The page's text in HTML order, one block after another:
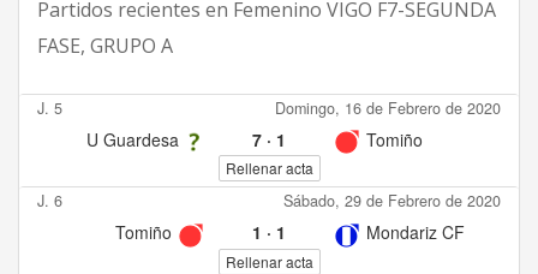
Partidos recientes en Femenino VIGO F7-SEGUNDA
FASE, GRUPO A
J. 5 Domingo, 16 de Febrero de 2020
U Guardesa 7· 1 Tomiño
Rellenar acta
J. 6 Sábado, 29 de Febrero de 2020
Tomiño 1 · 1 Mondariz CF
Rellenar acta